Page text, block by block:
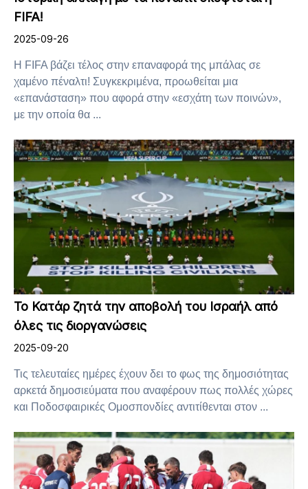
FIFA!
2025-09-26
Η FIFA βάζει τέλος στην επαναφορά της μπάλας σε
χαμένο πέναλτι! Συγκεκριμένα, προωθείται μια
«επανάσταση» που αφορά στην «εσχάτη των ποινών»,
με την οποία θα ...
Το Κατάρ ζητά την αποβολή του Ισραήλ από
όλες τις διοργανώσεις
2025-09-20
Τις τελευταίες ημέρες έχουν δει το φως της δημοσιότητας
αρκετά δημοσιεύματα που αναφέρουν πως πολλές χώρες
και Ποδοσφαιρικές Ομοσπονδίες αντιτίθενται στον ...